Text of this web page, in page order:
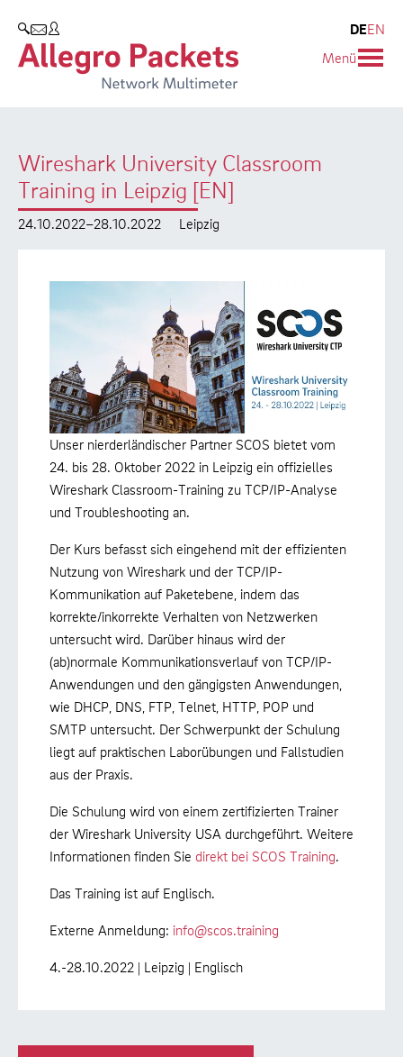
SUCHEN
DEEN
Menü
Wireshark University Classroom
Training in Leipzig [EN]
24.10.2022–28.10.2022 Leipzig
Unser nierderländischer Partner SCOS bietet vom
24. bis 28. Oktober 2022 in Leipzig ein offizielles
Wireshark Classroom-Training zu TCP/IP-Analyse
und Troubleshooting an.
Der Kurs befasst sich eingehend mit der effizienten
Nutzung von Wireshark und der TCP/IP-
Kommunikation auf Paketebene, indem das
korrekte/inkorrekte Verhalten von Netzwerken
untersucht wird. Darüber hinaus wird der
(ab)normale Kommunikationsverlauf von TCP/IP-
Anwendungen und den gängigsten Anwendungen,
wie DHCP, DNS, FTP, Telnet, HTTP, POP und
SMTP untersucht. Der Schwerpunkt der Schulung
liegt auf praktischen Laborübungen und Fallstudien
aus der Praxis.
Die Schulung wird von einem zertifizierten Trainer
der Wireshark University USA durchgeführt. Weitere
Informationen finden Sie direkt bei SCOS Training.
Das Training ist auf Englisch.
Externe Anmeldung: info@scos.training
4.-28.10.2022 | Leipzig | Englisch
Allegro Network Multimeter
Produktübersicht
Use Cases
Whitepaper
Case Studies
Training
Unternehmen
Partner
Umweltschutz